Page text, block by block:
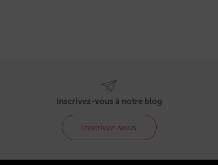
Inscrivez-vous à notre blog
Inscrivez-vous